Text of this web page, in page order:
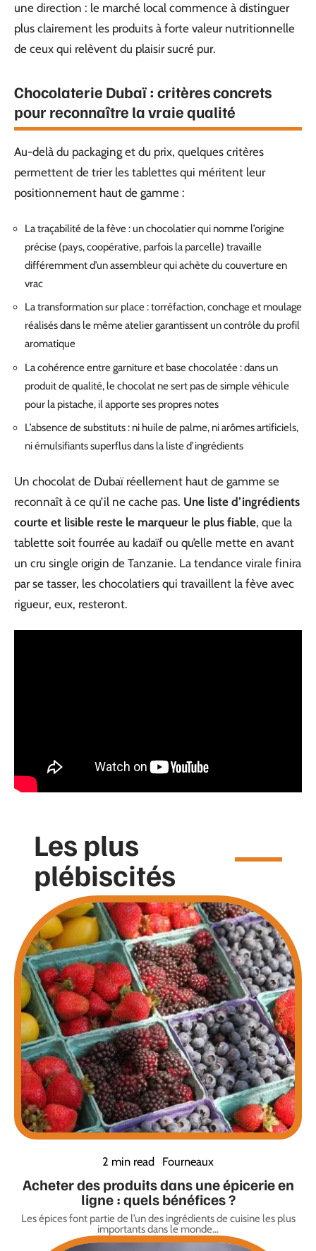
une direction : le marché local commence à distinguer
plus clairement les produits à forte valeur nutritionnelle
de ceux qui relèvent du plaisir sucré pur.
Chocolaterie Dubaï : critères concrets
pour reconnaître la vraie qualité
Au-delà du packaging et du prix, quelques critères
permettent de trier les tablettes qui méritent leur
positionnement haut de gamme :
La traçabilité de la fève : un chocolatier qui nomme l’origine
précise (pays, coopérative, parfois la parcelle) travaille
différemment d’un assembleur qui achète du couverture en
vrac
La transformation sur place : torréfaction, conchage et moulage
réalisés dans le même atelier garantissent un contrôle du profil
aromatique
La cohérence entre garniture et base chocolatée : dans un
produit de qualité, le chocolat ne sert pas de simple véhicule
pour la pistache, il apporte ses propres notes
L’absence de substituts : ni huile de palme, ni arômes artificiels,
ni émulsifiants superflus dans la liste d’ingrédients
Un chocolat de Dubaï réellement haut de gamme se
reconnaît à ce qu’il ne cache pas. Une liste d’ingrédients
courte et lisible reste le marqueur le plus fiable, que la
tablette soit fourrée au kadaïf ou qu’elle mette en avant
un cru single origin de Tanzanie. La tendance virale finira
par se tasser, les chocolatiers qui travaillent la fève avec
rigueur, eux, resteront.
Les plus
plébiscités
2 min read Fourneaux
Acheter des produits dans une épicerie en
ligne : quels bénéfices ?
Les épices font partie de l’un des ingrédients de cuisine les plus
importants dans le monde…